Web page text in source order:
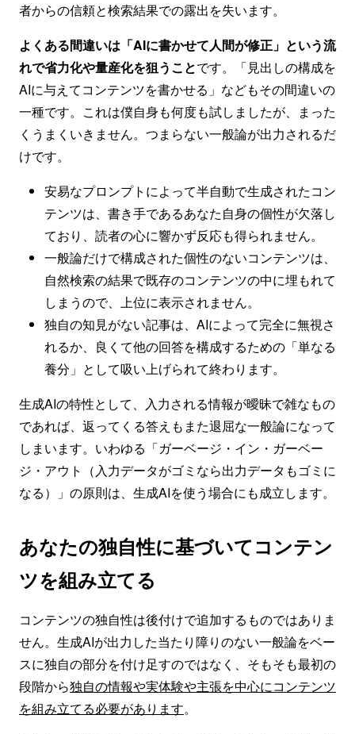
者からの信頼と検索結果での露出を失います。
よくある間違いは「AIに書かせて人間が修正」という流
れで省力化や量産化を狙うことです。「見出しの構成を
AIに与えてコンテンツを書かせる」などもその間違いの
一種です。これは僕自身も何度も試しましたが、まった
くうまくいきません。つまらない一般論が出力されるだ
けです。
安易なプロンプトによって半自動で生成されたコン
テンツは、書き手であるあなた自身の個性が欠落し
ており、読者の心に響かず反応も得られません。
一般論だけで構成された個性のないコンテンツは、
自然検索の結果で既存のコンテンツの中に埋もれて
しまうので、上位に表示されません。
独自の知見がない記事は、AIによって完全に無視さ
れるか、良くて他の回答を構成するための「単なる
養分」として吸い上げられて終わります。
生成AIの特性として、入力される情報が曖昧で雑なもの
であれば、返ってくる答えもまた退屈な一般論になって
しまいます。いわゆる「ガーベージ・イン・ガーベー
ジ・アウト（入力データがゴミなら出力データもゴミに
なる）」の原則は、生成AIを使う場合にも成立します。
あなたの独自性に基づいてコンテン
ツを組み立てる
コンテンツの独自性は後付けで追加するものではありま
せん。生成AIが出力した当たり障りのない一般論をベー
スに独自の部分を付け足すのではなく、そもそも最初の
段階から独自の情報や実体験や主張を中心にコンテンツ
を組み立てる必要があります。